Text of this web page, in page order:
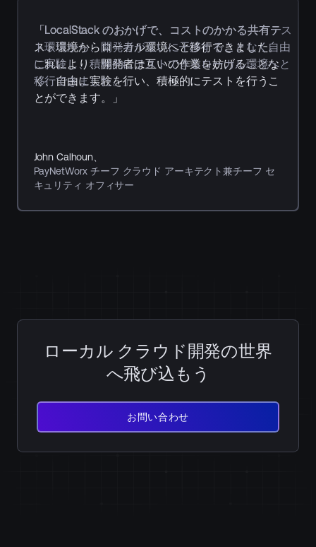
「LocalStack のおかげで、コストのかかる共有テ
スト環境からローカル環境へと移行できました。
これにより、開発者は互いの作業を妨げることな
く、自由に実験を行い、積極的にテストを行うこ
とができます。」
John Calhoun、
PayNetWorx チーフ クラウド アーキテクト兼チーフ セ
キュリティ オフィサー
「LocalStack のおかげで、コストのかかる共有テス
ト環境から、開発者が互いに干渉することなく自由
に実験し、積極的にテストできるローカル環境へと
移行できました。」
す
ぐ
始
め
ローカル クラウド開発の世界
へ飛び込もう
お問い合わせ
お